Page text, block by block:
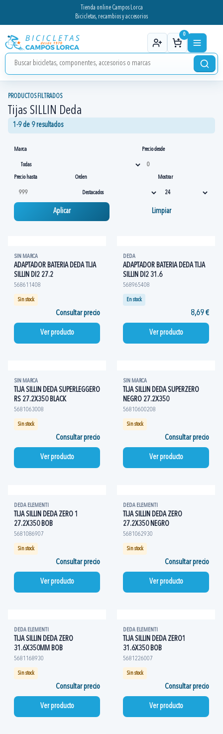
Tienda online Campos Lorca
Bicicletas, recambios y accesorios
0
PRODUCTOS FILTRADOS
Tijas SILLIN Deda
1-9 de 9 resultados
Marca Precio desde
Precio hasta Orden Mostrar
Aplicar Limpiar
SIN MARCA
ADAPTADOR BATERIA DEDA TIJA
SILLIN DI2 27.2
568611408
Sin stock
Consultar precio
Ver producto
DEDA
ADAPTADOR BATERIA DEDA TIJA
SILLIN DI2 31.6
568965408
En stock
8,69 €
Ver producto
SIN MARCA
TIJA SILLIN DEDA SUPERLEGGERO
RS 27.2X350 BLACK
5681063008
Sin stock
Consultar precio
Ver producto
SIN MARCA
TIJA SILLIN DEDA SUPERZERO
NEGRO 27.2X350
56810600208
Sin stock
Consultar precio
Ver producto
DEDA ELEMENTI
TIJA SILLIN DEDA ZERO 1
27.2X350 BOB
5681086907
Sin stock
Consultar precio
Ver producto
DEDA ELEMENTI
TIJA SILLIN DEDA ZERO
27.2X350 NEGRO
5681062930
Sin stock
Consultar precio
Ver producto
DEDA ELEMENTI
TIJA SILLIN DEDA ZERO
31.6X350MM BOB
5681168930
Sin stock
Consultar precio
Ver producto
DEDA ELEMENTI
TIJA SILLIN DEDA ZERO1
31.6X350 BOB
5681226007
Sin stock
Consultar precio
Ver producto